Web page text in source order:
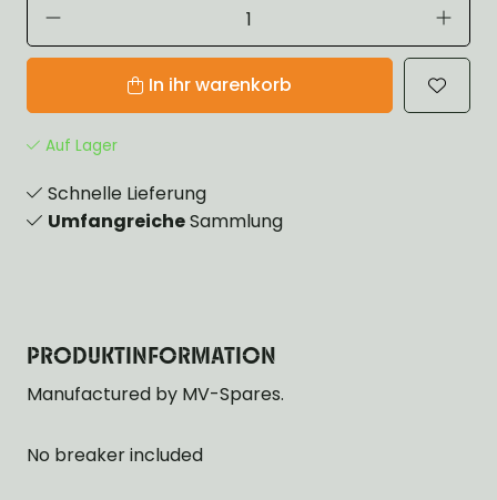
In ihr warenkorb
Auf Lager
Schnelle Lieferung
UmfangreicheSammlung
PRODUKTINFORMATION
Manufactured by MV-Spares.
No breaker included